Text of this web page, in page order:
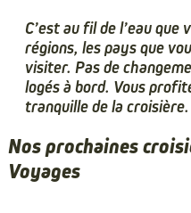
C’est au fil de l’eau que
régions, les pays que
visiter. Pas de
logés à bord. Vous
tranquille de la croisière.
Nos prochaines
Voyages